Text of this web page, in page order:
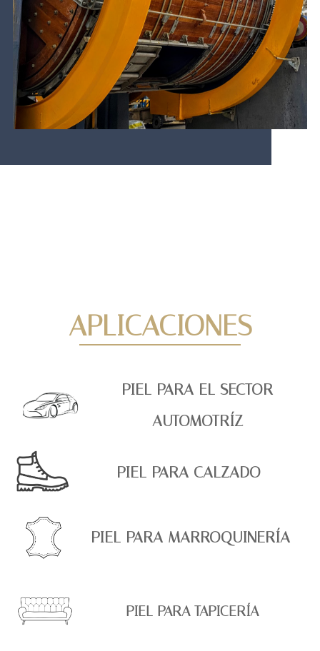
APLICACIONES
PIEL PARA EL SECTOR
AUTOMOTRÍZ
PIEL PARA CALZADO
PIEL PARA MARROQUINERÍA
PIEL PARA TAPICERÍA